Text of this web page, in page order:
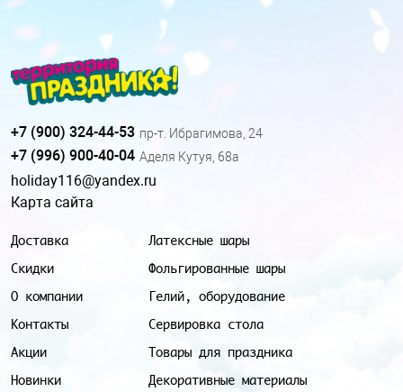
Доставка
Скидки
О компании
Контакты
Акции
Новинки
Латексные шары
Фольгированные шары
Гелий, оборудование
Сервировка стола
Товары для праздника
Декоративные материалы
+7 (900) 324-44-53 пр-т. Ибрагимова, 24
+7 (996) 900-40-04 Аделя Кутуя, 68а
holiday116@yandex.ru
Карта сайта